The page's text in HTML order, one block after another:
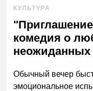
КУЛЬТУРА
комедия о
неожиданных
Обычный вечер
эмоциональное